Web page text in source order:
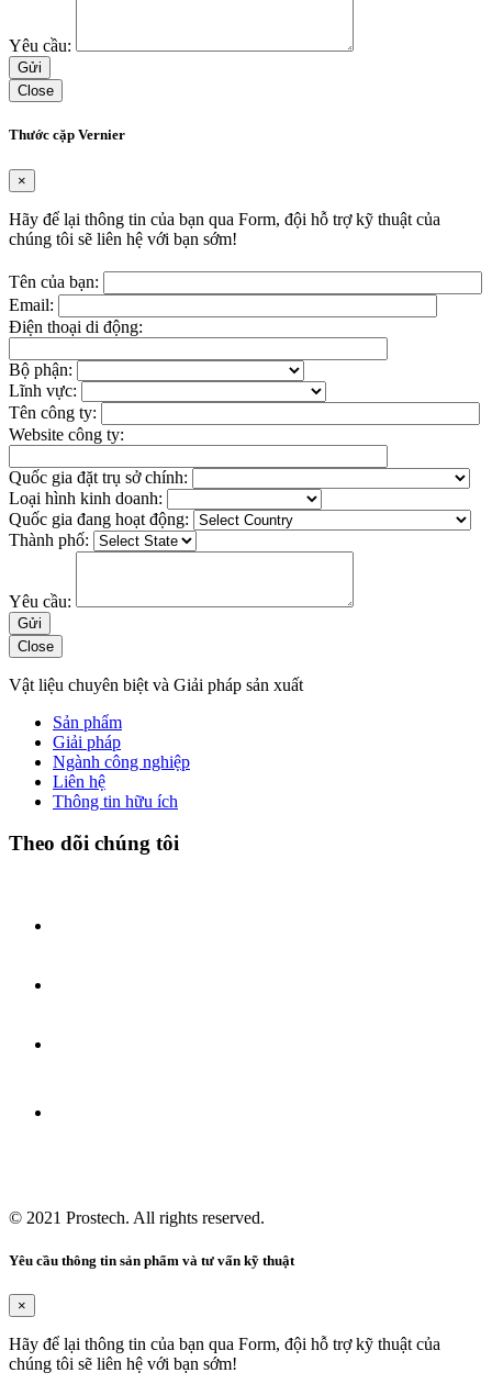
Yêu cầu:
Close
Thước cặp Vernier
×
Hãy để lại thông tin của bạn qua Form, đội hỗ trợ kỹ thuật của
chúng tôi sẽ liên hệ với bạn sớm!
Tên của bạn:
Email:
Điện thoại di động:
Bộ phận:
Lĩnh vực:
Tên công ty:
Website công ty:
Quốc gia đặt trụ sở chính:
Loại hình kinh doanh:
Quốc gia đang hoạt động:
Thành phố:
Yêu cầu:
Close
Vật liệu chuyên biệt và Giải pháp sản xuất
Sản phẩm
Giải pháp
Ngành công nghiệp
Liên hệ
Thông tin hữu ích
Theo dõi chúng tôi
© 2021 Prostech. All rights reserved.
Yêu cầu thông tin sản phẩm và tư vấn kỹ thuật
×
Hãy để lại thông tin của bạn qua Form, đội hỗ trợ kỹ thuật của
chúng tôi sẽ liên hệ với bạn sớm!